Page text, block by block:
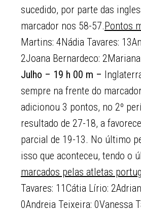
sucedido, por parte das
marcador nos 58-57.Pontos
Martins: 4Nádia Tavares:
2Joana Bernardeco:
Julho – 19 h 00 m –
sempre na frente do
adicionou 3 pontos, no 2º
resultado de 27-18, a
parcial de 19-13. No último
isso que aconteceu, tendo o
marcados pelas atletas
Tavares: 11Cátia Lírio:
0Andreia Teixeira: 0Vanessa